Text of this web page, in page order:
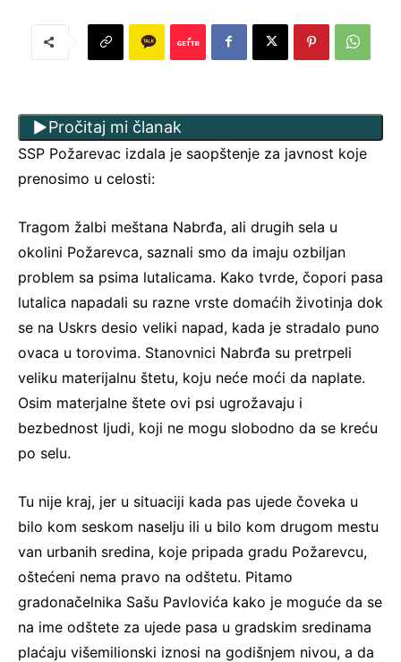
Pročitaj mi članak
SSP Požarevac izdala je saopštenje za javnost koje
prenosimo u celosti:
Tragom žalbi meštana Nabrđa, ali drugih sela u
okolini Požarevca, saznali smo da imaju ozbiljan
problem sa psima lutalicama. Kako tvrde, čopori pasa
lutalica napadali su razne vrste domaćih životinja dok
se na Uskrs desio veliki napad, kada je stradalo puno
ovaca u torovima. Stanovnici Nabrđa su pretrpeli
veliku materijalnu štetu, koju neće moći da naplate.
Osim materjalne štete ovi psi ugrožavaju i
bezbednost ljudi, koji ne mogu slobodno da se kreću
po selu.
Tu nije kraj, jer u situaciji kada pas ujede čoveka u
bilo kom seskom naselju ili u bilo kom drugom mestu
van urbanih sredina, koje pripada gradu Požarevcu,
oštećeni nema pravo na odštetu. Pitamo
gradonačelnika Sašu Pavlovića kako je moguće da se
na ime odštete za ujede pasa u gradskim sredinama
plaćaju višemilionski iznosi na godišnjem nivou, a da